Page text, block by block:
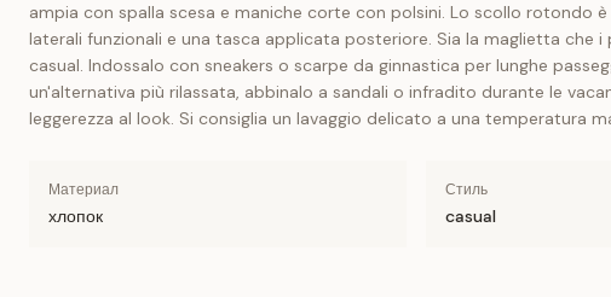
ampia con spalla scesa e maniche corte con polsini. Lo scollo
laterali funzionali e una tasca applicata posteriore. Sia la maglietta
casual. Indossalo con sneakers o scarpe da ginnastica per lunghe
un'alternativa più rilassata, abbinalo a sandali o infradito durante le
leggerezza al look. Si consiglia un lavaggio delicato a una temperatura
Материал
хлопок
Стиль
casual